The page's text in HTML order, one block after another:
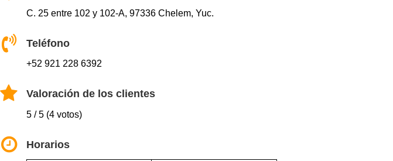
C. 25 entre 102 y 102-A, 97336 Chelem, Yuc.
Teléfono
+52 921 228 6392
Valoración de los clientes
5 / 5 (4 votos)
Horarios